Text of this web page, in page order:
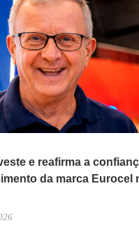
e reafirma a
da marca Eurocel